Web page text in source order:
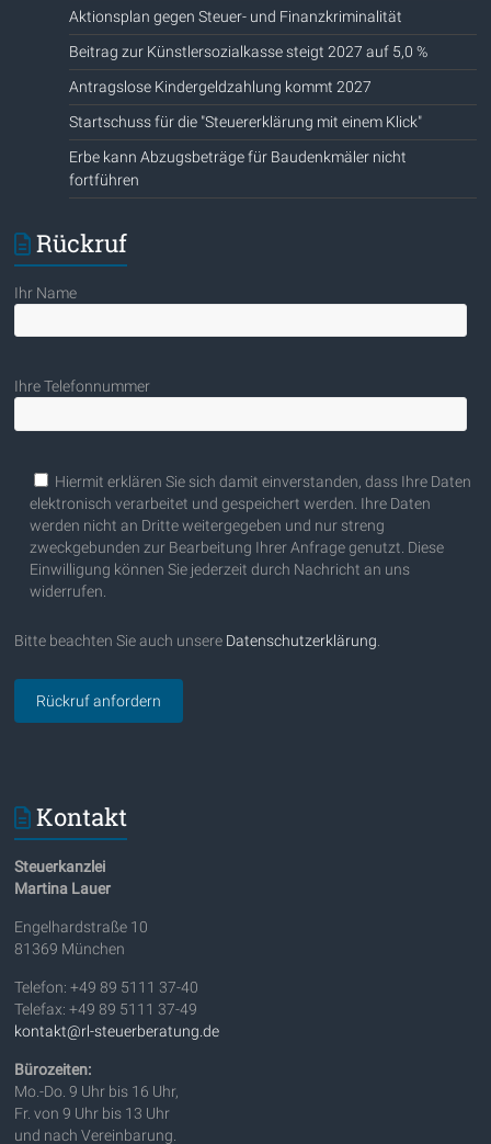
Aktionsplan gegen Steuer- und Finanzkriminalität
Beitrag zur Künstlersozialkasse steigt 2027 auf 5,0 %
Antragslose Kindergeldzahlung kommt 2027
Startschuss für die "Steuererklärung mit einem Klick"
Erbe kann Abzugsbeträge für Baudenkmäler nicht
fortführen
Rückruf
Ihr Name
Ihre Telefonnummer
Bitte lasse dieses Feld leer.
Hiermit erklären Sie sich damit einverstanden, dass Ihre Daten
elektronisch verarbeitet und gespeichert werden. Ihre Daten
werden nicht an Dritte weitergegeben und nur streng
zweckgebunden zur Bearbeitung Ihrer Anfrage genutzt. Diese
Einwilligung können Sie jederzeit durch Nachricht an uns
widerrufen.
Bitte beachten Sie auch unsere Datenschutzerklärung
Kontakt
Steuerkanzlei
Martina Lauer
Engelhardstraße 10
81369 München
Telefon: +49 89 5111 37-40
Telefax: +49 89 5111 37-49
kontakt@rl-steuerberatung.de
Bürozeiten:
Mo.-Do. 9 Uhr bis 16 Uhr,
Fr. von 9 Uhr bis 13 Uhr
und nach Vereinbarung.